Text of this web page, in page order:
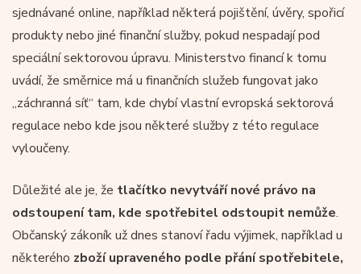
sjednávané online, například některá pojištění, úvěry, spořicí
produkty nebo jiné finanční služby, pokud nespadají pod
speciální sektorovou úpravu. Ministerstvo financí k tomu
uvádí, že směrnice má u finančních služeb fungovat jako
„záchranná síť“ tam, kde chybí vlastní evropská sektorová
regulace nebo kde jsou některé služby z této regulace
vyloučeny.
Důležité ale je, že tlačítko nevytváří nové právo na
odstoupení tam, kde spotřebitel odstoupit nemůže.
Občanský zákoník už dnes stanoví řadu výjimek, například u
některého zboží upraveného podle přání spotřebitele,